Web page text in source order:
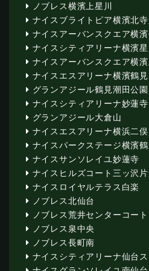
ノブレス横濱上星川
ナイスブライトピア横濱北寺
ナイスアーバンスクエア横
ナイスシティアリーナ横濱星
ナイスアーバンスクエア横
ナイスエスアリーナ横濱鶴見
グランアジール鶴見潮田公園
ナイスシティアリーナ妙蓮寺
グランアジール大倉山
ナイスエスアリーナ横浜二俣
ナイスパークステージ横濱
ナイスサンソレイユ妙蓮寺
ナイスヒルズコート三ッ沢片
ナイスロイヤルテラス白楽
ノブレス北仙台
ノブレス荒井センターコート
ノブレス泉中央
ノブレス長町南
ナイスシティアリーナ仙台